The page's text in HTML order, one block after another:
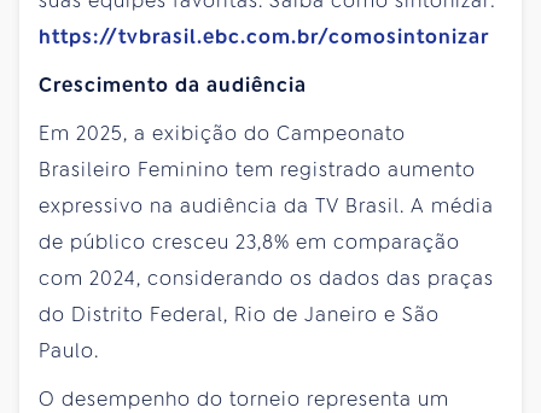
https://tvbrasil.ebc.com.br/comosintonizar
Crescimento da audiência
Em 2025, a exibição do Campeonato
Brasileiro Feminino tem registrado aumento
expressivo na audiência da TV Brasil. A média
de público cresceu 23,8% em comparação
com 2024, considerando os dados das praças
do Distrito Federal, Rio de Janeiro e São
Paulo.
O desempenho do torneio representa um